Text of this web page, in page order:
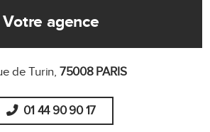
Votre agence
de Turin, 75008 PARIS
01 44 90 90 17